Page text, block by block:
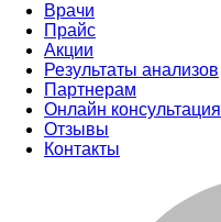
Врачи
Прайс
Акции
Результаты анализов
Партнерам
Онлайн консультация
Отзывы
Контакты